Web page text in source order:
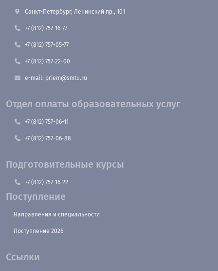
Санкт-Петербург, Ленинский пр., 101
+7 (812) 757-16-77
+7 (812) 757-05-77
+7 (812) 757-22-00
e-mail: priem@smtu.ru
Отдел оплаты образовательных услуг
+7 (812) 757-06-11
+7 (812) 757-06-88
Подготовительные курсы
+7 (812) 757-16-22
Поступление
Направления и специальности
Поступление 2026
Ссылки